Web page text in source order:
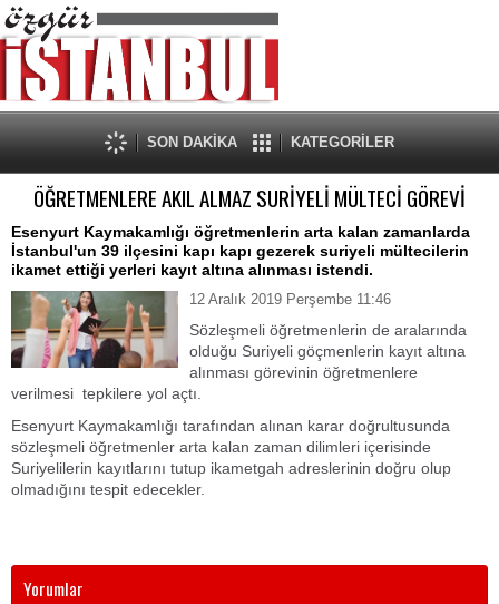
SON DAKİKA KATEGORİLER
ÖĞRETMENLERE AKIL ALMAZ SURİYELİ MÜLTECİ GÖREVİ
Esenyurt Kaymakamlığı öğretmenlerin arta kalan zamanlarda
İstanbul'un 39 ilçesini kapı kapı gezerek suriyeli mültecilerin
ikamet ettiği yerleri kayıt altına alınması istendi.
12 Aralık 2019 Perşembe 11:46
Sözleşmeli öğretmenlerin de aralarında
olduğu Suriyeli göçmenlerin kayıt altına
alınması görevinin öğretmenlere
verilmesi tepkilere yol açtı.
Esenyurt Kaymakamlığı tarafından alınan karar doğrultusunda
sözleşmeli öğretmenler arta kalan zaman dilimleri içerisinde
Suriyelilerin kayıtlarını tutup ikametgah adreslerinin doğru olup
olmadığını tespit edecekler.
Yorumlar